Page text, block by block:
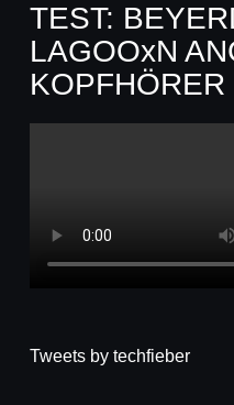
TEST:
LAGOOxN
KOPFHÖRER
Tweets by techfieber